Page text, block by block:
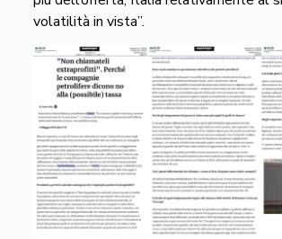
volatilità in vista”.